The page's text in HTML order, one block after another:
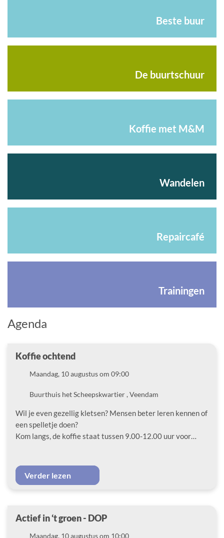
Beste buur
De buurtschuur
Koffie met M&M
Wandelen
Repaircafé
Trainingen
Agenda
Koffie ochtend
DatumMaandag, 10 augustus om 09:00
LocatieBuurthuis het Scheepskwartier , Veendam
Wil je even gezellig kletsen? Mensen beter leren kennen of
een spelletje doen?
Kom langs, de koffie staat tussen 9.00-12.00 uur voor…
Verder lezen
Actief in ‘t groen - DOP
DatumMaandag, 10 augustus om 10:00